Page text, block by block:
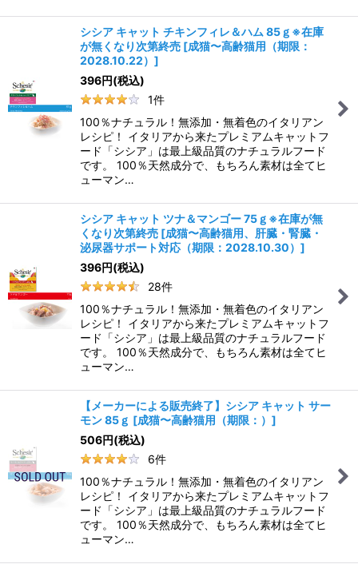
シシア キャット チキンフィレ＆ハム 85ｇ※在庫
が無くなり次第終売 [成猫〜高齢猫用（期限：
2028.10.22） ]
396円(税込)
1件
100％ナチュラル！無添加・無着色のイタリアン
レシピ！ イタリアから来たプレミアムキャットフ
ード「シシア」は最上級品質のナチュラルフード
です。 100％天然成分で、もちろん素材は全てヒ
ューマン…
シシア キャット ツナ＆マンゴー 75ｇ※在庫が無
くなり次第終売 [成猫〜高齢猫用、肝臓・腎臓・
泌尿器サポート対応（期限：2028.10.30） ]
396円(税込)
28件
100％ナチュラル！無添加・無着色のイタリアン
レシピ！ イタリアから来たプレミアムキャットフ
ード「シシア」は最上級品質のナチュラルフード
です。 100％天然成分で、もちろん素材は全てヒ
ューマン…
【メーカーによる販売終了】シシア キャット サー
モン 85ｇ [成猫〜高齢猫用（期限：） ]
506円(税込)
6件
100％ナチュラル！無添加・無着色のイタリアン
レシピ！ イタリアから来たプレミアムキャットフ
ード「シシア」は最上級品質のナチュラルフード
です。 100％天然成分で、もちろん素材は全てヒ
ューマン…